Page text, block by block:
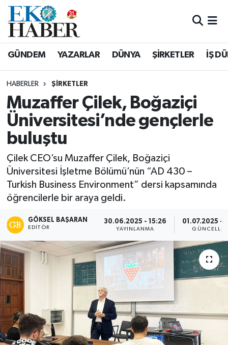
GÜNDEM YAZARLAR DÜNYA ŞİRKETLER İŞ
HABERLER ŞIRKETLER
Muzaffer Çilek, Boğaziçi
Üniversitesi’nde gençlerle
buluştu
Çilek CEO’su Muzaffer Çilek, Boğaziçi
Üniversitesi İşletme Bölümü’nün “AD 430 –
Turkish Business Environment” dersi kapsamında
öğrencilerle bir araya geldi.
GÖKSEL BAŞARAN
EDITÖR
30.06.2025 - 15:26
YAYINLANMA
01.07.2025 -
Hava Durumu
Tüm Manşetler
Son Dakika Haberleri
Haber Arşivi